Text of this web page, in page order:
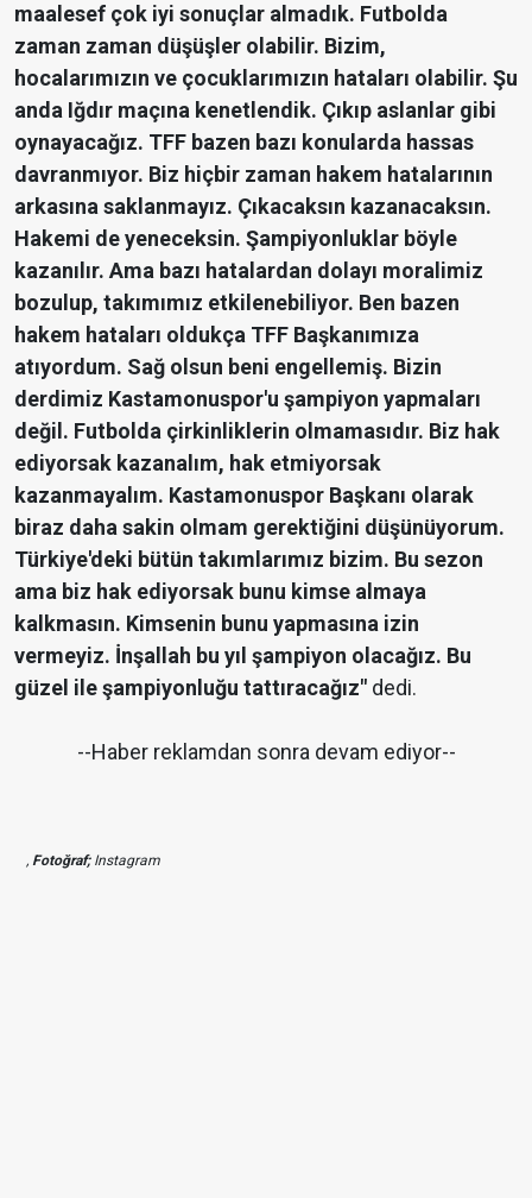
maalesef çok iyi sonuçlar almadık. Futbolda
zaman zaman düşüşler olabilir. Bizim,
hocalarımızın ve çocuklarımızın hataları olabilir. Şu
anda Iğdır maçına kenetlendik. Çıkıp aslanlar gibi
oynayacağız. TFF bazen bazı konularda hassas
davranmıyor. Biz hiçbir zaman hakem hatalarının
arkasına saklanmayız. Çıkacaksın kazanacaksın.
Hakemi de yeneceksin. Şampiyonluklar böyle
kazanılır. Ama bazı hatalardan dolayı moralimiz
bozulup, takımımız etkilenebiliyor. Ben bazen
hakem hataları oldukça TFF Başkanımıza
atıyordum. Sağ olsun beni engellemiş. Bizin
derdimiz Kastamonuspor'u şampiyon yapmaları
değil. Futbolda çirkinliklerin olmamasıdır. Biz hak
ediyorsak kazanalım, hak etmiyorsak
kazanmayalım. Kastamonuspor Başkanı olarak
biraz daha sakin olmam gerektiğini düşünüyorum.
Türkiye'deki bütün takımlarımız bizim. Bu sezon
ama biz hak ediyorsak bunu kimse almaya
kalkmasın. Kimsenin bunu yapmasına izin
vermeyiz. İnşallah bu yıl şampiyon olacağız. Bu
güzel ile şampiyonluğu tattıracağız" dedi.
--Haber reklamdan sonra devam ediyor--
, Fotoğraf;Instagram